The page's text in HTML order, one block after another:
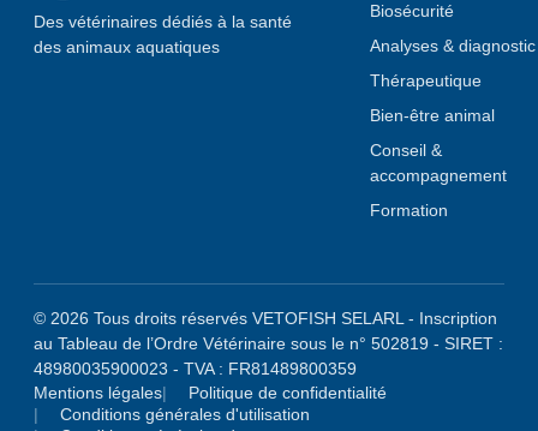
Des vétérinaires dédiés à la santé
des animaux aquatiques
Biosécurité
Analyses & diagnostic
Thérapeutique
Bien-être animal
Conseil &
accompagnement
Formation
© 2026 Tous droits réservés VETOFISH SELARL - Inscription
au Tableau de l’Ordre Vétérinaire sous le n° 502819 - SIRET :
48980035900023 - TVA : FR81489800359
Mentions légales
Politique de confidentialité
Conditions générales d'utilisation